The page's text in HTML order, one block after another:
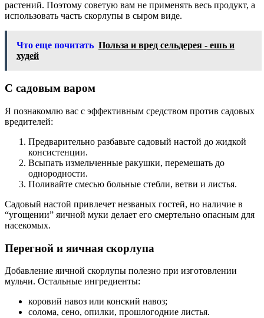
растений. Поэтому советую вам не применять весь продукт, а
использовать часть скорлупы в сыром виде.
Что еще почитать Польза и вред сельдерея - ешь и
худей
С садовым варом
Я познакомлю вас с эффективным средством против садовых
вредителей:
Предварительно разбавьте садовый настой до жидкой
консистенции.
Всыпать измельченные ракушки, перемешать до
однородности.
Поливайте смесью больные стебли, ветви и листья.
Садовый настой привлечет незваных гостей, но наличие в
“угощении” яичной муки делает его смертельно опасным для
насекомых.
Перегной и яичная скорлупа
Добавление яичной скорлупы полезно при изготовлении
мульчи. Остальные ингредиенты:
коровий навоз или конский навоз;
солома, сено, опилки, прошлогодние листья.